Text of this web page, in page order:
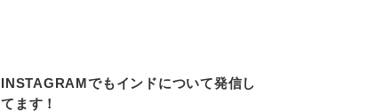
INSTAGRAMでもインドについて発信し
てます！